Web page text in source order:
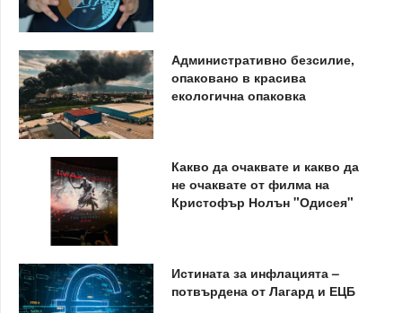
Административно безсилие,
опаковано в красива
екологична опаковка
Какво да очаквате и какво да
не очаквате от филма на
Кристофър Нолън "Одисея"
Истината за инфлацията –
потвърдена от Лагард и ЕЦБ